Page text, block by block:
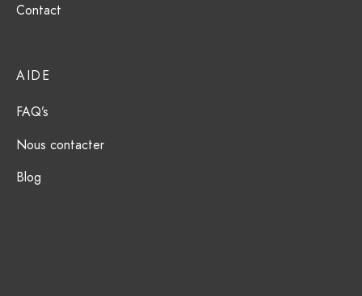
AIDE
FAQ’s
Nous contacter
Blog
Contact